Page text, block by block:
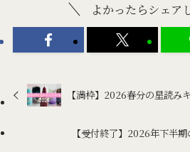
よかったらシェア
【満枠】2026春分の星読み
【受付終了】2026年下半